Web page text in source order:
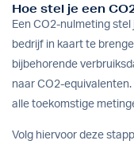
Hoe stel je een
Een CO2-nulmeting
bedrijf in kaart te
bijbehorende
naar CO2-
alle toekomstige
Volg hiervoor deze